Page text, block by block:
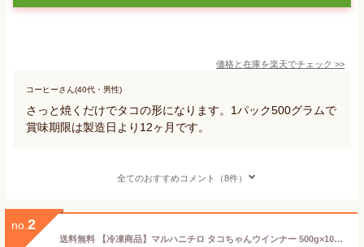
価格と在庫を楽天でチェック >>
コーヒーさん(40代・男性)
さっと焼くだけでタコの形になります。1パック500グラムで
賞味期限は製造日より12ヶ月です。
全てのおすすめコメント（8件）
no. 2
送料無料 【冷凍商品】マルハニチロ タコちゃんウインナー 500g×10袋入 ※北海道・沖縄県・離島は配送不可。